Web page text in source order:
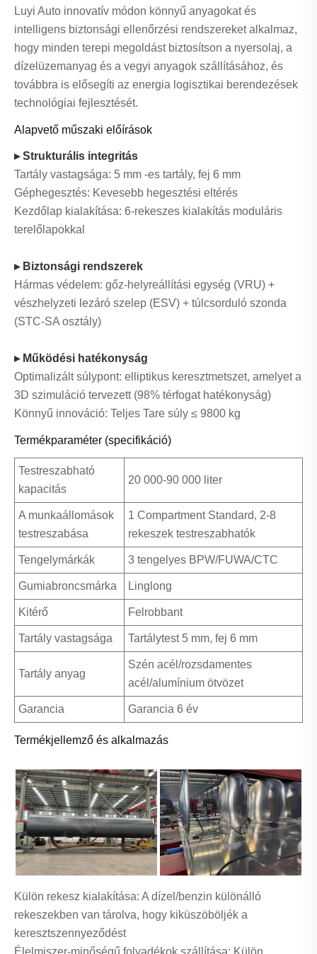
Luyi Auto innovatív módon könnyű anyagokat és
intelligens biztonsági ellenőrzési rendszereket alkalmaz,
hogy minden terepi megoldást biztosítson a nyersolaj, a
dízelüzemanyag és a vegyi anyagok szállításához, és
továbbra is elősegíti az energia logisztikai berendezések
technológiai fejlesztését.
Alapvető műszaki előírások
▸ Strukturális integritás
Tartály vastagsága: 5 mm -es tartály, fej 6 mm
Géphegesztés: Kevesebb hegesztési eltérés
Kezdőlap kialakítása: 6-rekeszes kialakítás moduláris
terelőlapokkal
▸ Biztonsági rendszerek
Hármas védelem: gőz-helyreállítási egység (VRU) +
vészhelyzeti lezáró szelep (ESV) + túlcsorduló szonda
(STC-SA osztály)
▸ Működési hatékonyság
Optimalizált súlypont: elliptikus keresztmetszet, amelyet a
3D szimuláció tervezett (98% térfogat hatékonyság)
Könnyű innováció: Teljes Tare súly ≤ 9800 kg
Termékparaméter (specifikáció)
Testreszabható
kapacitás
20 000-90 000 liter
A munkaállomások
testreszabása
1 Compartment Standard, 2-8
rekeszek testreszabhatók
Tengelymárkák 3 tengelyes BPW/FUWA/CTC
Gumiabroncsmárka Linglong
Kitérő Felrobbant
Tartály vastagsága Tartálytest 5 mm, fej 6 mm
Tartály anyag
Szén acél/rozsdamentes
acél/alumínium ötvözet
Garancia Garancia 6 év
Termékjellemző és alkalmazás
Külön rekesz kialakítása: A dízel/benzin különálló
rekeszekben van tárolva, hogy kiküszöböljék a
keresztszennyeződést